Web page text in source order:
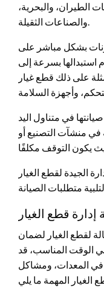
الطيران، والبحرية،
والصناعات الثقيلة.
بشكل مباشر على
استبدالها بسرعة إلى
على ذلك قطع غيار
في متناول اليد
منشآت التصنيع أو
الجيدة لقطع الغيار
إدارة قطع الغيار
لقطع الغيار لضمان
الوقت المناسب، قد
في المعدات، ومشاكل